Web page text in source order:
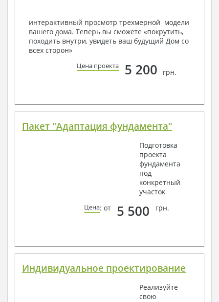
условий, за дополнительную плату.
Получить профессиональную консультацию у
наших специалистов, Вы можете любым
способом связи: закажите обратный звонок,
по viber, e-mail, телефон -
интерактивный просмотр трехмерной модели
вашего дома. Теперь вы сможете «покрутить,
походить внутри, увидеть ваш будущий Дом со
всех сторон»
Цена проекта 5 200 грн.
Пакет "Адаптация фундамента"
Подготовка
проекта
фундамента
под
конкретный
участок
Цена: от 5 500 грн.
Индивидуальное проектирование
Реализуйте
свою